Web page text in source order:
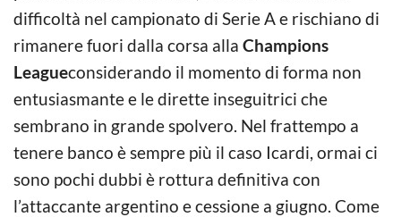
difficoltà nel campionato di Serie A e rischiano di
rimanere fuori dalla corsa alla Champions
Leagueconsiderando il momento di forma non
entusiasmante e le dirette inseguitrici che
sembrano in grande spolvero. Nel frattempo a
tenere banco è sempre più il caso Icardi, ormai ci
sono pochi dubbi è rottura definitiva con
l’attaccante argentino e cessione a giugno. Come